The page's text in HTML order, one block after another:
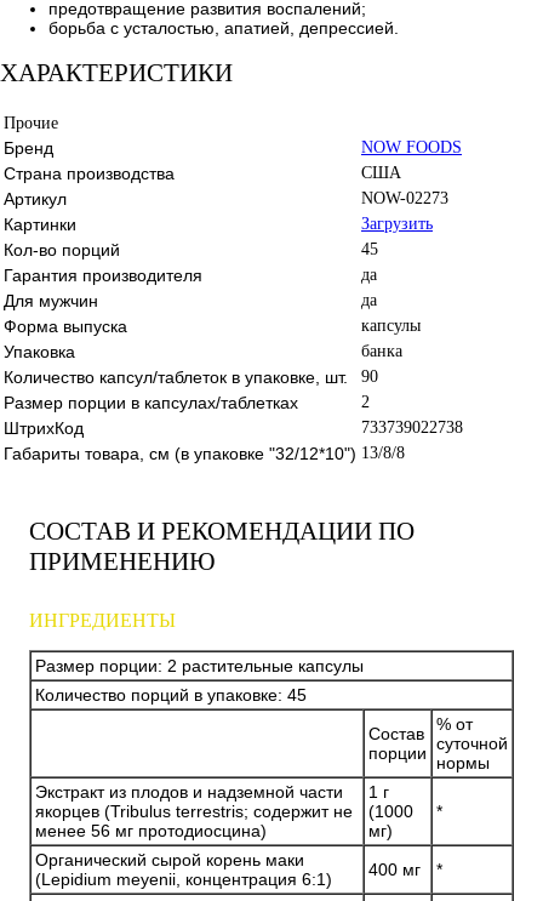
предотвращение развития воспалений;
борьба с усталостью, апатией, депрессией.
ХАРАКТЕРИСТИКИ
Прочие
Бренд NOW FOODS
Страна производства США
Артикул NOW-02273
Картинки Загрузить
Кол-во порций 45
Гарантия производителя да
Для мужчин да
Форма выпуска капсулы
Упаковка банка
Количество капсул/таблеток в упаковке, шт. 90
Размер порции в капсулах/таблетках 2
ШтрихКод 733739022738
Габариты товара, см (в упаковке "32/12*10") 13/8/8
СОСТАВ И РЕКОМЕНДАЦИИ ПО
ПРИМЕНЕНИЮ
ИНГРЕДИЕНТЫ
Размер порции: 2 растительные капсулы
Количество порций в упаковке: 45
Состав
порции
% от
суточной
нормы
Экстракт из плодов и надземной части
якорцев (Tribulus terrestris; содержит не
менее 56 мг протодиосцина)
1 г
(1000
мг)
*
Органический сырой корень маки
(Lepidium meyenii, концентрация 6:1)
400 мг
*